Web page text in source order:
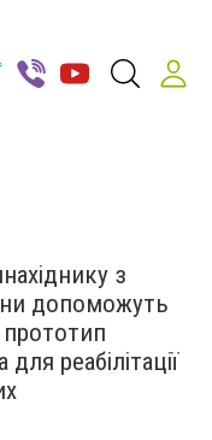
з
допоможуть
реабілітації